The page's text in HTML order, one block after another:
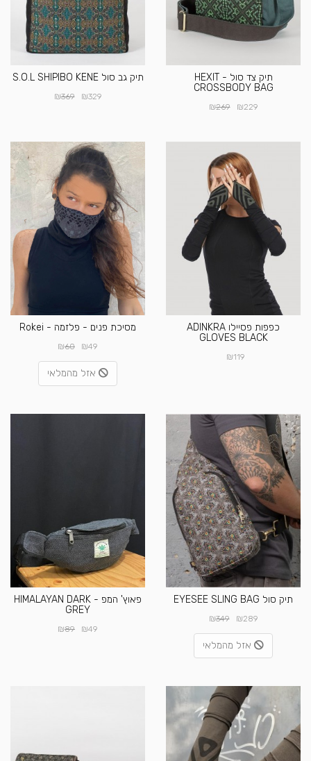
תיק צד סול - HEXIT
CROSSBODY BAG
₪229
₪269
תיק גב סול S.O.L SHIPIBO KENE
₪329
₪369
כפפות פסיילו ADINKRA
GLOVES BLACK
₪119
מסיכת פנים - פלזמה - Rokei
₪49
₪60
אזל מהמלאי
תיק סול EYESEE SLING BAG
₪289
₪349
אזל מהמלאי
פאוץ' המפ - HIMALAYAN DARK
GREY
₪49
₪89